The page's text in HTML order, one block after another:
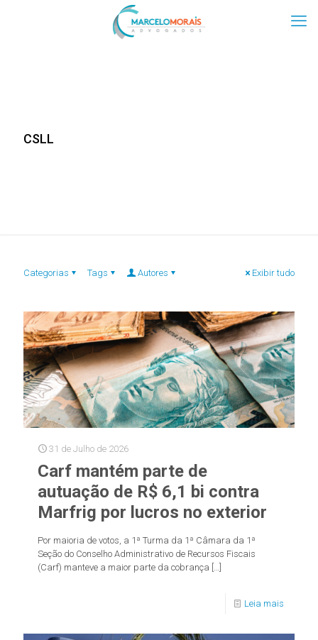
CSLL
Categorias Tags Autores Exibir tudo
31 de Julho de 2026
Carf mantém parte de
autuação de R$ 6,1 bi contra
Marfrig por lucros no exterior
Por maioria de votos, a 1ª Turma da 1ª Câmara da 1ª
Seção do Conselho Administrativo de Recursos Fiscais
(Carf) manteve a maior parte da cobrança
Leia mais